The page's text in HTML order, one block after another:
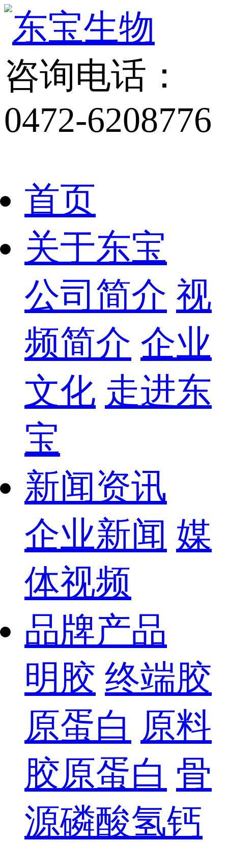
咨询电话：
0472-6208776
首页
关于东宝
公司简介 视
频简介 企业
文化 走进东
宝
新闻资讯
企业新闻 媒
体视频
品牌产品
明胶 终端胶
原蛋白 原料
胶原蛋白 骨
源磷酸氢钙